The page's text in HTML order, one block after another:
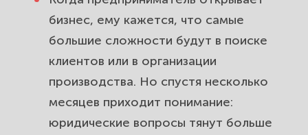
учредителями и партнёрами.
Представительство в судах. Когда
спор нельзя решить миром.
Лицензии и разрешения. Убираем
бюрократию с пути бизнеса.
бизнес, ему кажется, что самые
большие сложности будут в поиске
клиентов или в организации
производства. Но спустя несколько
месяцев приходит понимание:
юридические вопросы тянут больше